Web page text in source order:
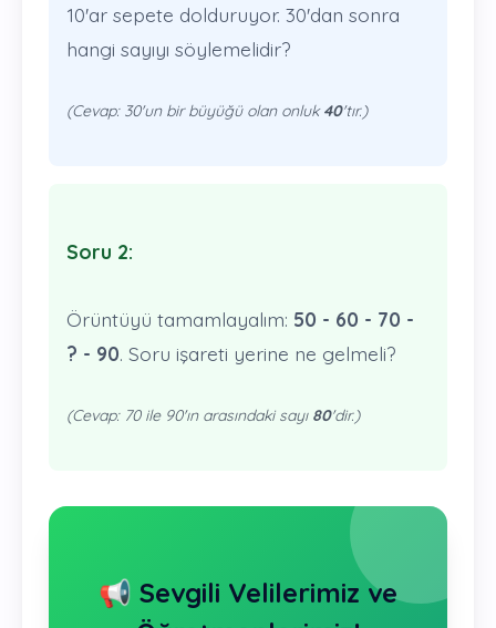
10'ar sepete dolduruyor. 30'dan sonra
hangi sayıyı söylemelidir?
(Cevap: 30'un bir büyüğü olan onluk40'tır.)
Soru 2:
Örüntüyü tamamlayalım: 50 - 60 - 70 -
? - 90. Soru işareti yerine ne gelmeli?
(Cevap: 70 ile 90'ın arasındaki sayı 80'dir.)
📢 Sevgili Velilerimiz ve